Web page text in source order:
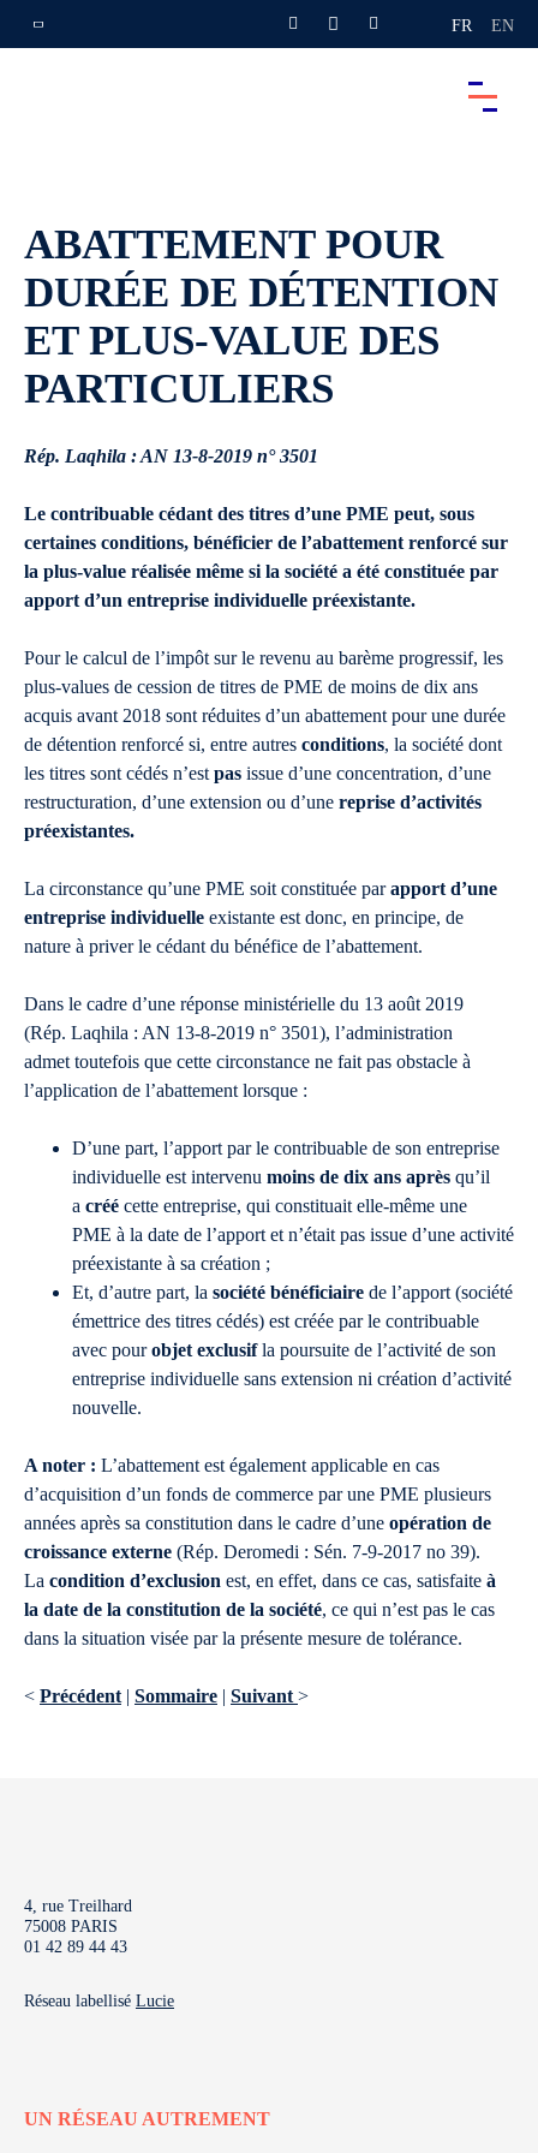
FR EN
ABATTEMENT POUR
DURÉE DE DÉTENTION
ET PLUS-VALUE DES
PARTICULIERS
Rép. Laqhila : AN 13-8-2019 n° 3501
Le contribuable cédant des titres d’une PME peut, sous
certaines conditions, bénéficier de l’abattement renforcé sur
la plus-value réalisée même si la société a été constituée par
apport d’un entreprise individuelle préexistante.
Pour le calcul de l’impôt sur le revenu au barème progressif, les
plus-values de cession de titres de PME de moins de dix ans
acquis avant 2018 sont réduites d’un abattement pour une durée
de détention renforcé si, entre autres conditions, la société dont
les titres sont cédés n’est pas issue d’une concentration, d’une
restructuration, d’une extension ou d’une reprise d’activités
préexistantes.
La circonstance qu’une PME soit constituée parapport d’une
entreprise individuelle existante est donc, en principe, de
nature à priver le cédant du bénéfice de l’abattement.
Dans le cadre d’une réponse ministérielle du 13 août 2019
(Rép. Laqhila : AN 13-8-2019 n° 3501), l’administration
admet toutefois que cette circonstance ne fait pas obstacle à
l’application de l’abattement lorsque :
D’une part, l’apport par le contribuable de son entreprise
individuelle est intervenu moins de dix ans après qu’il
a créé cette entreprise, qui constituait elle-même une
PME à la date de l’apport et n’était pas issue d’une activité
préexistante à sa création ;
Et, d’autre part, la société bénéficiaire de l’apport (société
émettrice des titres cédés) est créée par le contribuable
avec pourobjet exclusifla poursuite de l’activité de son
entreprise individuelle sans extension ni création d’activité
nouvelle.
A noter : L’abattement est également applicable en cas
d’acquisition d’un fonds de commerce par une PME plusieurs
années après sa constitution dans le cadre d’une opération de
croissance externe (Rép. Deromedi : Sén. 7-9-2017 no 39).
La condition d’exclusion est, en effet, dans ce cas, satisfaite à
la date de la constitution de la société, ce qui n’est pas le cas
dans la situation visée par la présente mesure de tolérance.
< Précédent | Sommaire | Suivant >
4, rue Treilhard
75008 PARIS
01 42 89 44 43
Réseau labellisé Lucie
UN RÉSEAU AUTREMENT